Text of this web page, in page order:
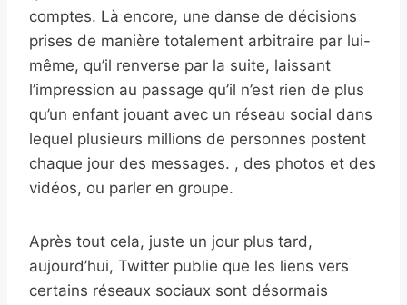
comptes. Là encore, une danse de décisions
prises de manière totalement arbitraire par lui-
même, qu’il renverse par la suite, laissant
l’impression au passage qu’il n’est rien de plus
qu’un enfant jouant avec un réseau social dans
lequel plusieurs millions de personnes postent
chaque jour des messages. , des photos et des
vidéos, ou parler en groupe.
Après tout cela, juste un jour plus tard,
aujourd’hui, Twitter publie que les liens vers
certains réseaux sociaux sont désormais